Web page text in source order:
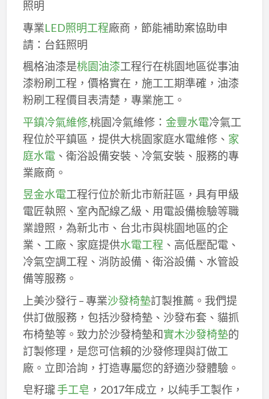
照明
專業LED照明工程廠商，節能補助案協助申
請：台鈺照明
楓格油漆是桃園油漆工程行在桃園地區從事油
漆粉刷工程，價格實在，施工工期準確，油漆
粉刷工程價目表清楚，專業施工。
平鎮冷氣維修,桃園冷氣維修： 金豐水電冷氣工
程位於平鎮區，提供大桃園家庭水電維修、 家
庭水電、衛浴設備安裝、冷氣安裝、服務的專
業廠商。
昱金水電工程行位於新北市新莊區，具有甲級
電匠執照、室內配線乙級、用電設備檢驗等職
業證照，為新北市、台北市與桃園地區的企
業、工廠、家庭提供水電工程 、高低壓配電、
冷氣空調工程、消防設備、衛浴設備、水管設
備等服務。
上美沙發行 – 專業沙發椅墊訂製推薦。我們提
供訂做服務，包括沙發椅墊、沙發布套、貓抓
布椅墊等。致力於沙發椅墊和實木沙發椅墊的
訂製修理，是您可信賴的沙發修理與訂做工
廠。立即洽詢，打造專屬您的舒適沙發體驗。
皂籽瓏手工皂 ，2017年成立，以純手工製作，